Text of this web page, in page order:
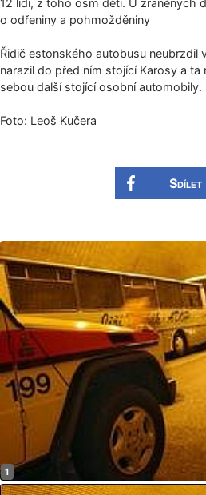
o odřeniny a pohmožděniny
Řidič estonského autobusu neubrzdil
narazil do před ním stojící Karosy a ta
sebou další stojící osobní automobily.
Foto: Leoš Kučera
Sdílet